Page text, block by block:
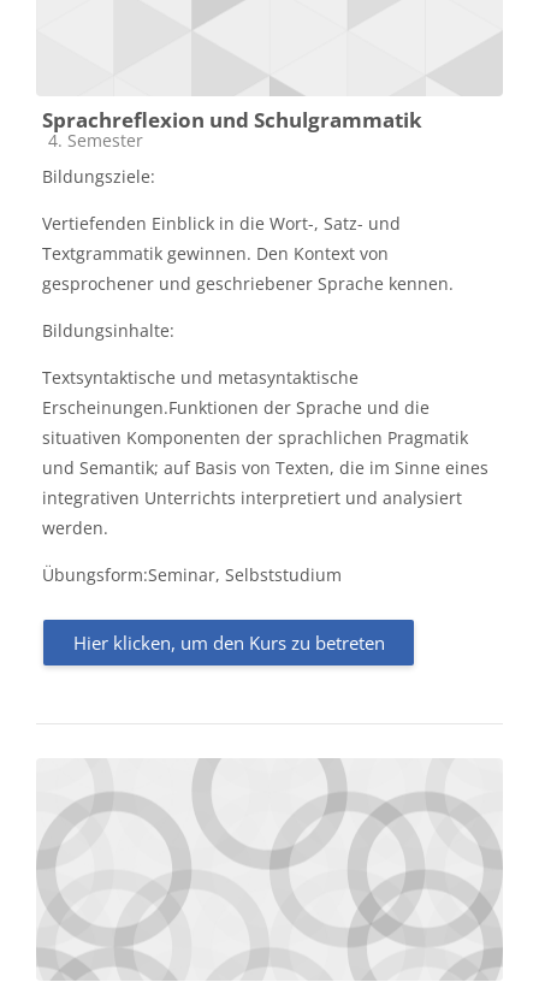
Sprachreflexion und Schulgrammatik
Kursbereich
4. Semester
Bildungsziele:
Vertiefenden Einblick in die Wort-, Satz- und
Textgrammatik gewinnen. Den Kontext von
gesprochener und geschriebener Sprache kennen.
Bildungsinhalte:
Textsyntaktische und metasyntaktische
Erscheinungen.Funktionen der Sprache und die
situativen Komponenten der sprachlichen Pragmatik
und Semantik; auf Basis von Texten, die im Sinne eines
integrativen Unterrichts interpretiert und analysiert
werden.
Übungsform:Seminar, Selbststudium
Hier klicken, um den Kurs zu betreten